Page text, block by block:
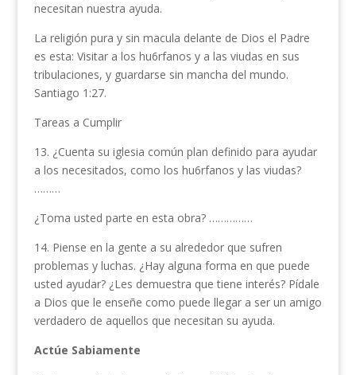
nece­sitan nuestra ayuda.
La religión pura y sin macula delante de Dios el Padre
es esta: Visitar a los hu6rfanos y a las viudas en sus
tribulaciones, y guardarse sin mancha del mundo.
Santiago 1:27.
Tareas a Cumplir
13. ¿Cuenta su iglesia común plan definido para ayudar
a los necesitados, como los hu6rfanos y las viudas?
………
¿Toma usted parte en esta obra? ……………
14. Piense en la gente a su alrededor que sufren
problemas y luchas. ¿Hay al­guna forma en que puede
usted ayu­dar? ¿Les demuestra que tiene interés? Pídale
a Dios que le enseñe como puede llegar a ser un amigo
verdadero de aquellos que necesitan su ayuda.
Actúe Sabiamente